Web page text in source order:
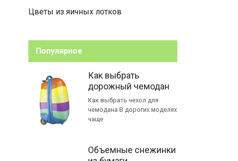
Цветы из яичных лотков
Популярное
Как выбрать
дорожный чемодан
Как выбрать чехол для
чемодана В дорогих моделях
чаще
Объемные снежинки